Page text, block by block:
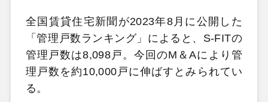
全国賃貸住宅新聞が2023年8月に公開した
「管理戸数ランキング」によると、S-FITの
管理戸数は8,098戸。今回のM＆Aにより管
理戸数を約10,000戸に伸ばすとみられてい
る。